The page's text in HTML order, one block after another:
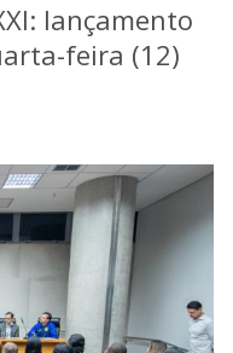
lançamento
feira (12)